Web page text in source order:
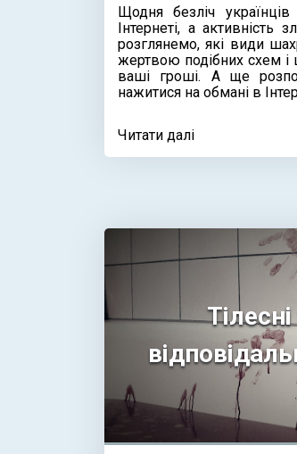
Щодня безліч
Інтернеті, а активність
розглянемо, які види
жертвою подібних схем
ваші гроші. А ще
нажитися на обмані в
Читати далі